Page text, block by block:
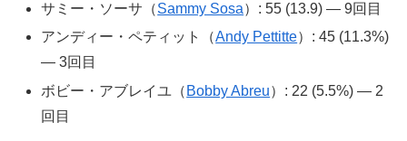
サミー・ソーサ（Sammy Sosa）: 55 (13.9) — 9回目
アンディー・ペティット（Andy Pettitte）: 45 (11.3%)
— 3回目
ボビー・アブレイユ（ Bobby Abreu）: 22 (5.5%) — 2
回目